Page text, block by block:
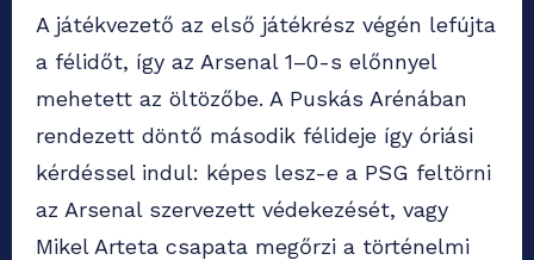
A játékvezető az első játékrész végén lefújta
a félidőt, így az Arsenal 1–0-s előnnyel
mehetett az öltözőbe. A Puskás Arénában
rendezett döntő második félideje így óriási
kérdéssel indul: képes lesz-e a PSG feltörni
az Arsenal szervezett védekezését, vagy
Mikel Arteta csapata megőrzi a történelmi